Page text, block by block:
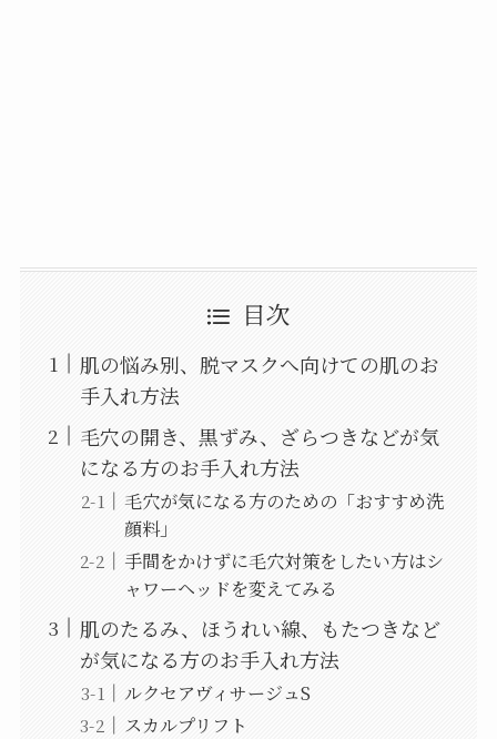
目次
肌の悩み別、脱マスクへ向けての肌のお
手入れ方法
毛穴の開き、黒ずみ、ざらつきなどが気
になる方のお手入れ方法
毛穴が気になる方のための「おすすめ洗
顔料」
手間をかけずに毛穴対策をしたい方はシ
ャワーヘッドを変えてみる
肌のたるみ、ほうれい線、もたつきなど
が気になる方のお手入れ方法
ルクセアヴィサージュS
スカルプリフト